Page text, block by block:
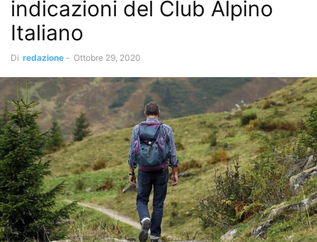
indicazioni del Club Alpino
Italiano
Di redazione - Ottobre 29, 2020